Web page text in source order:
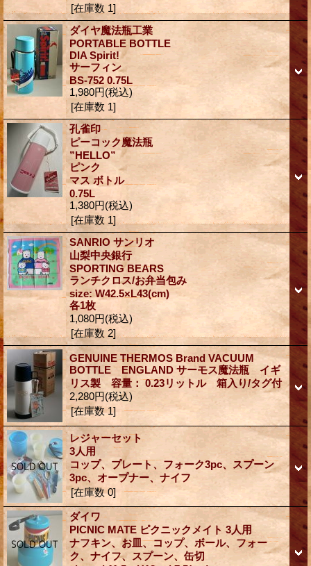
[在庫数 1]
ダイヤ魔法瓶工業
PORTABLE BOTTLE
DIA Spirit!
サーフィン
BS-752 0.75L
1,980円(税込)
[在庫数 1]
孔雀印
ピーコック魔法瓶
”HELLO”
ピンク
マス ボトル
0.75L
1,380円(税込)
[在庫数 1]
SANRIO サンリオ
山梨中央銀行
SPORTING BEARS
ランチクロス/お弁当包み
size: W42.5×L43(cm)
各1枚
1,080円(税込)
[在庫数 2]
GENUINE THERMOS Brand VACUUM
BOTTLE ENGLAND サーモス魔法瓶 イギ
リス製 容量： 0.23リットル 箱入り/タグ付
2,280円(税込)
[在庫数 1]
レジャーセット
3人用
コップ、プレート、フォーク3pc、スプーン
3pc、オープナー、ナイフ
[在庫数 0]
ダイワ
PICNIC MATE ピクニックメイト 3人用
ナフキン、お皿、コップ、ボール、フォー
ク、ナイフ、スプーン、缶切